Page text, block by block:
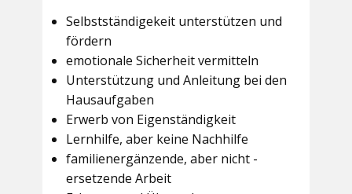
Selbstständigekeit unterstützen und
fördern
emotionale Sicherheit vermitteln
Unterstützung und Anleitung bei den
Hausaufgaben
Erwerb von Eigenständigkeit
Lernhilfe, aber keine Nachhilfe
familienergänzende, aber nicht -
ersetzende Arbeit